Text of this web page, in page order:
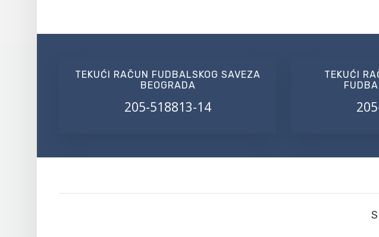
TEKUĆI RAČUN FUDBALSKOG SAVEZA
BEOGRADA
205-518813-14
TEKUĆI